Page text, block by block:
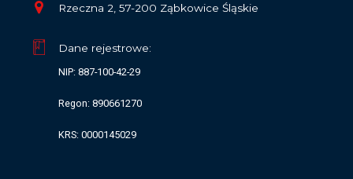
Rzeczna 2, 57-200 Ząbkowice Śląskie
Dane rejestrowe:
NIP: 887-100-42-29
Regon: 890661270
KRS: 0000145029